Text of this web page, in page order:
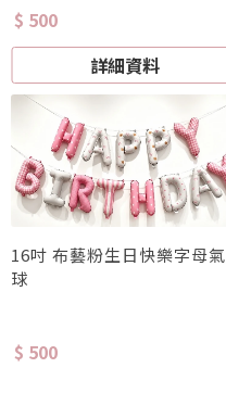
$ 500
詳細資料
16吋 布藝粉生日快樂字母氣
球
$ 500